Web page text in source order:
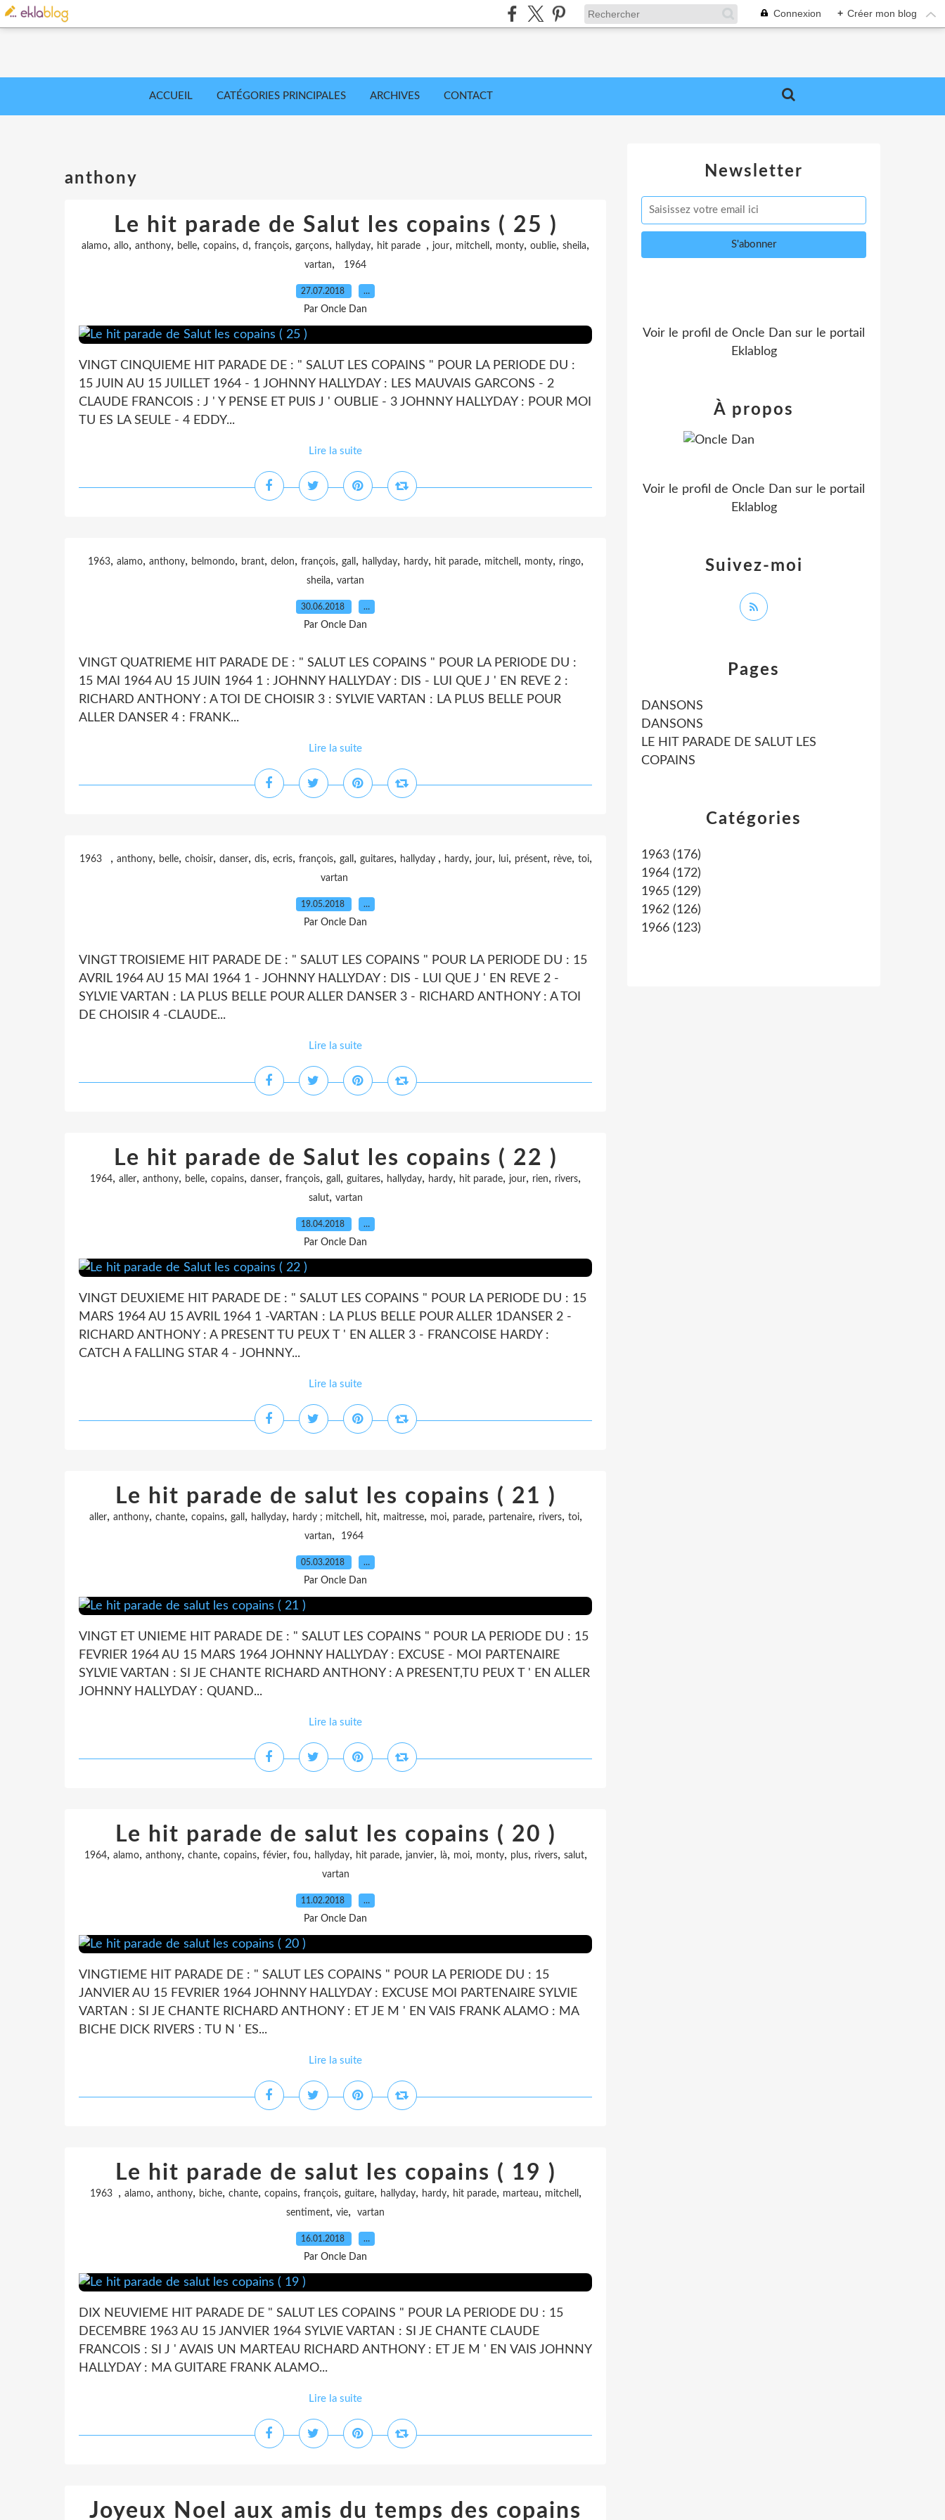
Connexion + Créer mon blog
ACCUEIL CATÉGORIES PRINCIPALES ARCHIVES CONTACT
anthony
Le hit parade de Salut les copains ( 25 )
alamo, allo, anthony, belle, copains, d , françois, garçons, hallyday, hit parade , jour, mitchell , monty, oublie, sheila,
vartan, 1964
27.07.2018 …
Par Oncle Dan
VINGT CINQUIEME HIT PARADE DE : " SALUT LES COPAINS " POUR LA PERIODE DU :
15 JUIN AU 15 JUILLET 1964 - 1 JOHNNY HALLYDAY : LES MAUVAIS GARCONS - 2
CLAUDE FRANCOIS : J ' Y PENSE ET PUIS J ' OUBLIE - 3 JOHNNY HALLYDAY : POUR MOI
TU ES LA SEULE - 4 EDDY...
Lire la suite
1963, alamo, anthony, belmondo, brant, delon, françois, gall , hallyday, hardy, hit parade, mitchell , monty, ringo,
sheila, vartan
30.06.2018 …
Par Oncle Dan
VINGT QUATRIEME HIT PARADE DE : " SALUT LES COPAINS " POUR LA PERIODE DU :
15 MAI 1964 AU 15 JUIN 1964 1 : JOHNNY HALLYDAY : DIS - LUI QUE J ' EN REVE 2 :
RICHARD ANTHONY : A TOI DE CHOISIR 3 : SYLVIE VARTAN : LA PLUS BELLE POUR
ALLER DANSER 4 : FRANK...
Lire la suite
1963 , anthony, belle, choisir, danser, dis, ecris, françois, gall , guitares, hallyday , hardy, jour, lui, présent, rève, toi,
vartan
19.05.2018 …
Par Oncle Dan
VINGT TROISIEME HIT PARADE DE : " SALUT LES COPAINS " POUR LA PERIODE DU : 15
AVRIL 1964 AU 15 MAI 1964 1 - JOHNNY HALLYDAY : DIS - LUI QUE J ' EN REVE 2 -
SYLVIE VARTAN : LA PLUS BELLE POUR ALLER DANSER 3 - RICHARD ANTHONY : A TOI
DE CHOISIR 4 -CLAUDE...
Lire la suite
Le hit parade de Salut les copains ( 22 )
1964, aller, anthony, belle, copains, danser, françois, gall , guitares, hallyday, hardy, hit parade, jour, rien, rivers,
salut, vartan
18.04.2018 …
Par Oncle Dan
VINGT DEUXIEME HIT PARADE DE : " SALUT LES COPAINS " POUR LA PERIODE DU : 15
MARS 1964 AU 15 AVRIL 1964 1 -VARTAN : LA PLUS BELLE POUR ALLER 1DANSER 2 -
RICHARD ANTHONY : A PRESENT TU PEUX T ' EN ALLER 3 - FRANCOISE HARDY :
CATCH A FALLING STAR 4 - JOHNNY...
Lire la suite
Le hit parade de salut les copains ( 21 )
aller, anthony, chante, copains, gall , hallyday, hardy ; mitchell , hit, maitresse, moi, parade, partenaire, rivers, toi,
vartan, 1964
05.03.2018 …
Par Oncle Dan
VINGT ET UNIEME HIT PARADE DE : " SALUT LES COPAINS " POUR LA PERIODE DU : 15
FEVRIER 1964 AU 15 MARS 1964 JOHNNY HALLYDAY : EXCUSE - MOI PARTENAIRE
SYLVIE VARTAN : SI JE CHANTE RICHARD ANTHONY : A PRESENT,TU PEUX T ' EN ALLER
JOHNNY HALLYDAY : QUAND...
Lire la suite
Le hit parade de salut les copains ( 20 )
1964, alamo, anthony, chante, copains, févier, fou, hallyday, hit parade, janvier, là, moi, monty, plus, rivers, salut,
vartan
11.02.2018 …
Par Oncle Dan
VINGTIEME HIT PARADE DE : " SALUT LES COPAINS " POUR LA PERIODE DU : 15
JANVIER AU 15 FEVRIER 1964 JOHNNY HALLYDAY : EXCUSE MOI PARTENAIRE SYLVIE
VARTAN : SI JE CHANTE RICHARD ANTHONY : ET JE M ' EN VAIS FRANK ALAMO : MA
BICHE DICK RIVERS : TU N ' ES...
Lire la suite
Le hit parade de salut les copains ( 19 )
1963 , alamo, anthony, biche, chante, copains, françois, guitare, hallyday, hardy, hit parade, marteau, mitchell ,
sentiment, vie, vartan
16.01.2018 …
Par Oncle Dan
DIX NEUVIEME HIT PARADE DE " SALUT LES COPAINS " POUR LA PERIODE DU : 15
DECEMBRE 1963 AU 15 JANVIER 1964 SYLVIE VARTAN : SI JE CHANTE CLAUDE
FRANCOIS : SI J ' AVAIS UN MARTEAU RICHARD ANTHONY : ET JE M ' EN VAIS JOHNNY
HALLYDAY : MA GUITARE FRANK ALAMO...
Lire la suite
Joyeux Noel aux amis du temps des copains
Newsletter
Catégories
1963 (176)
1964 (172)
1965 (129)
1962 (126)
1966 (123)
Pages
DANSONS
DANSONS
LE HIT PARADE DE SALUT LES
COPAINS
Voir le profil de Oncle Dan sur le portail
Eklablog
Suivez-moi
À propos
Voir le profil de Oncle Dan sur le portail
Eklablog